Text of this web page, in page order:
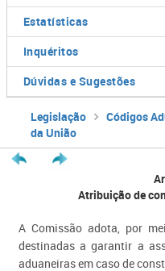
Estatísticas
Inquéritos
Dúvidas e Sugestões
Legislação Códigos
da União
Atribuição de
A Comissão adota, por
destinadas a garantir a
aduaneiras em caso de